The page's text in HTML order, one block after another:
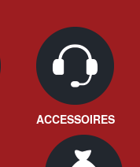
ACCESSOIRES